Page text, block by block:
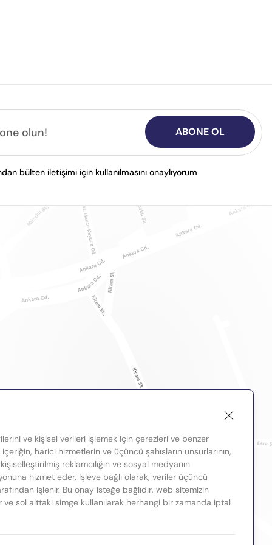
ABONE OL
bülten iletişimi için kullanılmasını onaylıyorum
ve kişisel verileri işlemek için çerezleri ve benzer
harici hizmetlerin ve üçüncü şahısların unsurlarının,
reklamcılığın ve sosyal medyanın
hizmet eder. İşleve bağlı olarak, veriler üçüncü
işlenir. Bu onay isteğe bağlıdır, web sitemizin
ve sol alttaki simge kullanılarak herhangi bir zamanda iptal